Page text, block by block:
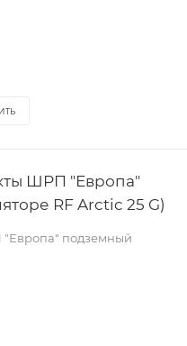
ШРП "Европа"
RF Arctic 25 G)
"Европа" подземный